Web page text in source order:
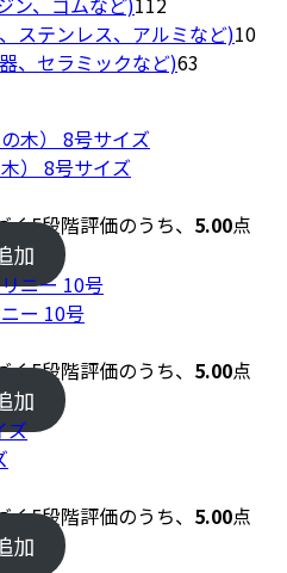
個
の
ステンレス、アルミなど)1010
、セラミックなど)63
） 8号サイズ
5段階評価のうち、 5.00点
加
ー 10号
5段階評価のうち、 5.00点
加
5段階評価のうち、 5.00点
加